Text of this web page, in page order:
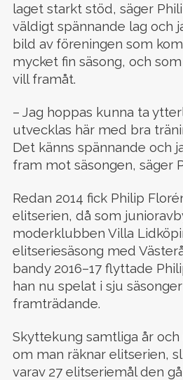
laget starkt stöd, säger
väldigt spännande lag och
bild av föreningen som
mycket fin säsong, och
vill framåt.
– Jag hoppas kunna ta
utvecklas här med bra
Det känns spännande och
fram mot säsongen, säger
Redan 2014 fick Philip
elitserien, då som
moderklubben Villa
elitseriesäsong med
bandy 2016–17 flyttade
han nu spelat i sju
framträdande.
Skyttekung samtliga år
om man räknar elitserien,
varav 27 elitseriemål den